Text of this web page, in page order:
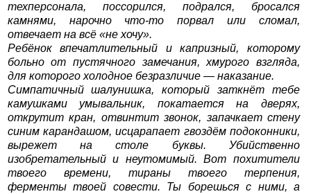
техперсонала, поссорился, подрался, бросался
камнями, нарочно что-то порвал или сломал,
отвечает на всё «не хочу».
Ребёнок впечатлительный и капризный, которому
больно от пустячного замечания, хмурого взгляда,
для которого холодное безразличие — наказание.
Симпатичный шалунишка, который заткнёт тебе
камушками умывальник, покатается на дверях,
открутит кран, отвинтит звонок, запачкает стену
синим карандашом, исцарапает гвоздём подоконники,
вырежет на столе буквы. Убийственно
изобретательный и неутомимый. Вот похитители
твоего времени, тираны твоего терпения,
ферменты твоей совести. Ты борешься с ними, а